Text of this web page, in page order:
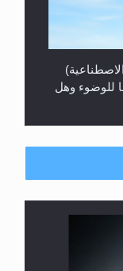
للوضوء وهل